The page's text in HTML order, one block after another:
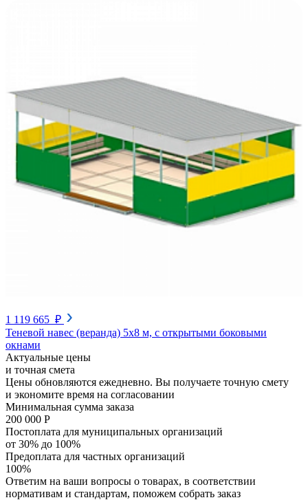
1 119 665 ₽
Теневой навес (веранда) 5х8 м, с открытыми боковыми
окнами
Актуальные цены
и точная смета
Цены обновляются ежедневно. Вы получаете точную смету
и экономите время на согласовании
Минимальная сумма заказа
200 000 Р
Постоплата для муниципальных организаций
от 30% до 100%
Предоплата для частных организаций
100%
Ответим на ваши вопросы о товарах, в соответствии
нормативам и стандартам, поможем собрать заказ